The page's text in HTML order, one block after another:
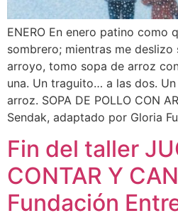
ENERO En enero patino como
sombrero; mientras me
arroyo, tomo sopa de arroz
una. Un traguito… a las dos.
arroz. SOPA DE POLLO CON
Sendak, adaptado por Gloria
Fin del taller
CONTAR Y
Fundación